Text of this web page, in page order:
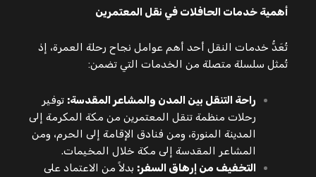
أهمية خدمات الحافلات في نقل المعتمرين
تُعَدُّ خدمات النقل أحد أهم عوامل نجاح رحلة العمرة، إذ
تُمثل سلسلة متصلة من الخدمات التي تضمن:
راحة التنقل بين المدن والمشاعر المقدسة: توفير
رحلات منظمة تنقل المعتمرين من مكة المكرمة إلى
المدينة المنورة، ومن فنادق الإقامة إلى الحرم، ومن
المشاعر المقدسة إلى مكة خلال المخيمات.
التخفيف من إرهاق السفر: بدلاً من الاعتماد على